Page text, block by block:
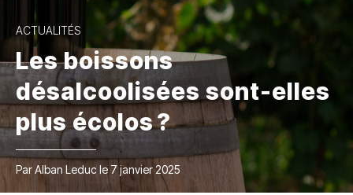
ACTUALITÉS
Les boissons
désalcoolisées sont-elles
plus écolos ?
Par Alban Leduc le 7 janvier 2025